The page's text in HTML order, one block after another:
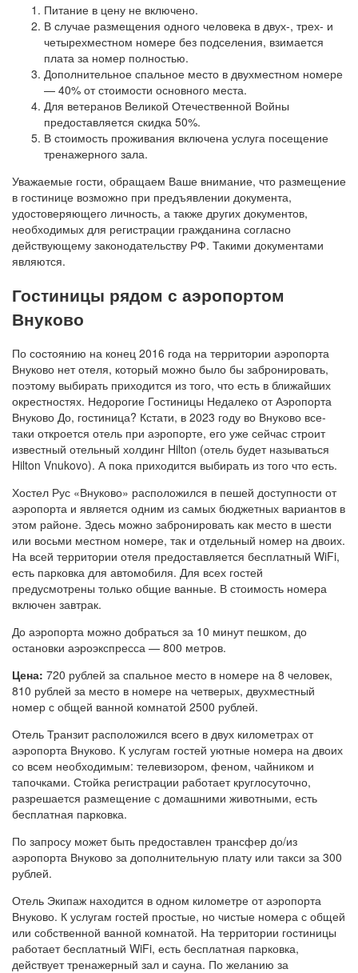
Питание в цену не включено.
В случае размещения одного человека в двух-, трех- и
четырехместном номере без подселения, взимается
плата за номер полностью.
Дополнительное спальное место в двухместном номере
— 40% от стоимости основного места.
Для ветеранов Великой Отечественной Войны
предоставляется скидка 50%.
В стоимость проживания включена услуга посещение
тренажерного зала.
Уважаемые гости, обращаем Ваше внимание, что размещение
в гостинице возможно при предъявлении документа,
удостоверяющего личность, а также других документов,
необходимых для регистрации гражданина согласно
действующему законодательству РФ. Такими документами
являются.
Гостиницы рядом с аэропортом
Внуково
По состоянию на конец 2016 года на территории аэропорта
Внуково нет отеля, который можно было бы забронировать,
поэтому выбирать приходится из того, что есть в ближайших
окрестностях. Недорогие Гостиницы Недалеко от Аэропорта
Внуково До, гостиница? Кстати, в 2023 году во Внуково все-
таки откроется отель при аэропорте, его уже сейчас строит
известный отельный холдинг Hilton (отель будет называться
Hilton Vnukovo). А пока приходится выбирать из того что есть.
Хостел Рус «Внуково» расположился в пешей доступности от
аэропорта и является одним из самых бюджетных вариантов в
этом районе. Здесь можно забронировать как место в шести
или восьми местном номере, так и отдельный номер на двоих.
На всей территории отеля предоставляется бесплатный WiFi,
есть парковка для автомобиля. Для всех гостей
предусмотрены только общие ванные. В стоимость номера
включен завтрак.
До аэропорта можно добраться за 10 минут пешком, до
остановки аэроэкспресса — 800 метров.
Цена: 720 рублей за спальное место в номере на 8 человек,
810 рублей за место в номере на четверых, двухместный
номер с общей ванной комнатой 2500 рублей.
Отель Транзит расположился всего в двух километрах от
аэропорта Внуково. К услугам гостей уютные номера на двоих
со всем необходимым: телевизором, феном, чайником и
тапочками. Стойка регистрации работает круглосуточно,
разрешается размещение с домашними животными, есть
бесплатная парковка.
По запросу может быть предоставлен трансфер до/из
аэропорта Внуково за дополнительную плату или такси за 300
рублей.
Отель Экипаж находится в одном километре от аэропорта
Внуково. К услугам гостей простые, но чистые номера с общей
или собственной ванной комнатой. На территории гостиницы
работает бесплатный WiFi, есть бесплатная парковка,
действует тренажерный зал и сауна. По желанию за